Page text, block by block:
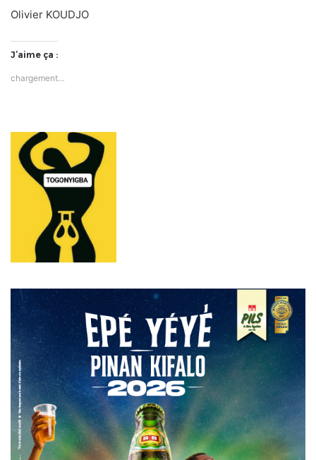
Olivier KOUDJO
J’aime ça :
chargement…